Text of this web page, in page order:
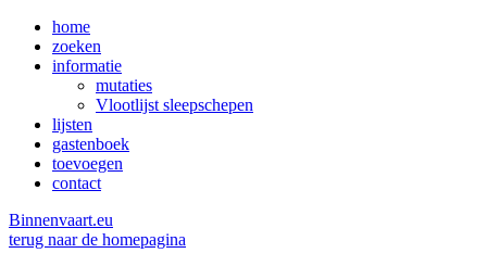
home
zoeken
informatie
mutaties
Vlootlijst sleepschepen
lijsten
gastenboek
toevoegen
contact
Binnenvaart.eu
terug naar de homepagina